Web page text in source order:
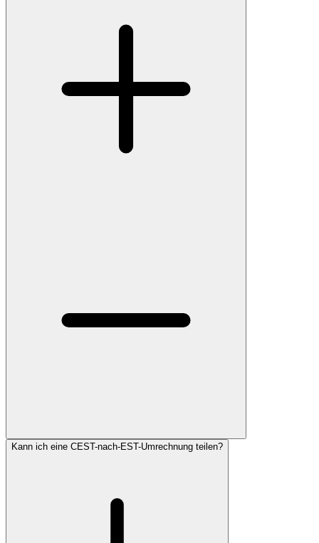
Kann ich eine CEST-nach-EST-Umrechnung teilen?